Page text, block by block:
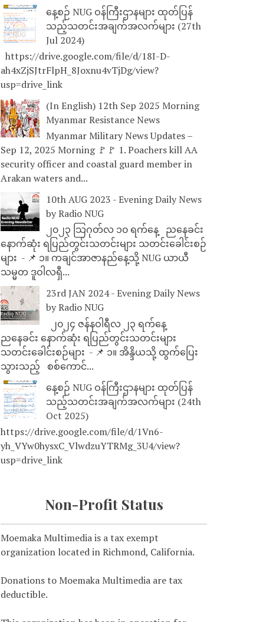
နေ့စဉ် NUG ဝန်ကြီးဌာနများ ထုတ်ပြန်
သည့်သတင်းအချက်အလက်များ (27th
Jul 2024)
https://drive.google.com/file/d/18I-D-
ah4xZjSJtrFlpH_8Joxnu4vTjDg/view?
usp=drive_link
(In English) 12th Sep 2025 Morning
Myanmar Resistance News
Myanmar Military News Updates –
Sep 12, 2025 Morning 🚩🚩 1. Poachers kill AA
security officer and coastal guard member in
Arakan waters and...
10th AUG 2023 - Evening Daily News
by Radio NUG
၂၀၂၃ သြဂုတ်လ ၁၀ ရက်နေ့ ညနေခင်း
နောက်ဆုံး ရပြည်တွင်းသတင်းများ သတင်းခေါင်းစဉ်
များ - 📌 ၁။ ကချင်အာဇာနည်နေ့သို့ NUG ယာယီ
သမ္မတ ဒူဝါလရှီ...
23rd JAN 2024 - Evening Daily News
by Radio NUG
၂၀၂၄ ဇန်နဝါရီလ ၂၃ ရက်နေ့
ညနေခင်း နောက်ဆုံး ရပြည်တွင်းသတင်းများ
သတင်းခေါင်းစဉ်များ - 📌 ၁။ အိန္ဒိယသို့ ထွက်ပြေး
သွားသည့် စစ်ကောင်...
နေ့စဉ် NUG ဝန်ကြီးဌာနများ ထုတ်ပြန်
သည့်သတင်းအချက်အလက်များ (24th
Oct 2025)
https://drive.google.com/file/d/1Vn6-
yh_VYw0hysxC_VlwdzuYTRMg_3U4/view?
usp=drive_link
Non-Profit Status
Moemaka Multimedia is a tax exempt
organization located in Richmond, California.
Donations to Moemaka Multimedia are tax
deductible.